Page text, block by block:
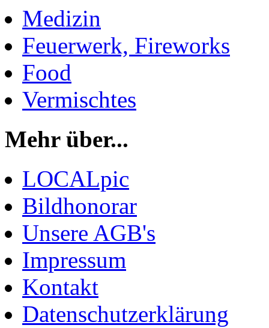
Medizin
Feuerwerk, Fireworks
Food
Vermischtes
Mehr über...
LOCALpic
Bildhonorar
Unsere AGB's
Impressum
Kontakt
Datenschutzerklärung